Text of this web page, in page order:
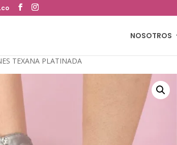
NOSOTROS
TEXANA PLATINADA